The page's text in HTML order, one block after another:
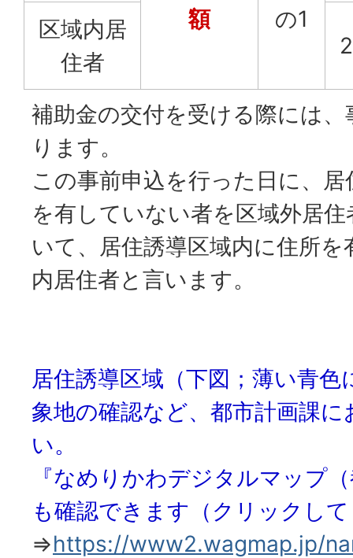
額
の1
区域内居
住者
補助金の交付を受ける際には
ります。
この事前申込を行った日に、
を有していない者を区域外居
いて、居住誘導区域内に住所
内居住者と言います。
居住誘導区域（下図；薄い青色
象地の確認など、都市計画課
い。
『なめりかわデジタルマップ
も確認できます（クリックし
⇒https://www2.wagmap.jp/